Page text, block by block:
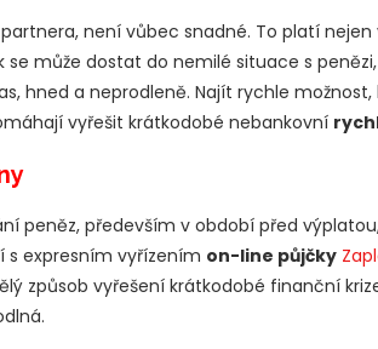
není vůbec snadné. To platí
může dostat do nemilé situace s
hned a neprodleně. Najít rychle
vyřešit krátkodobé nebankovní
peněz, především v období před
s expresním vyřízením on-line půjčky
způsob vyřešení krátkodobé finanční